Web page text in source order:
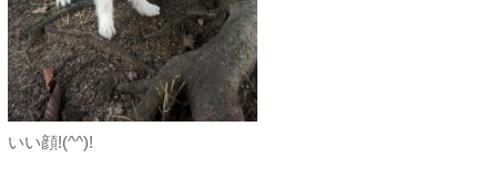
いい顔!(^^)!